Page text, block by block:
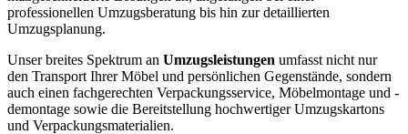
professionellen Umzugsberatung bis hin zur detaillierten
Umzugsplanung.
Unser breites Spektrum an Umzugsleistungen umfasst nicht nur
den Transport Ihrer Möbel und persönlichen Gegenstände, sondern
auch einen fachgerechten Verpackungsservice, Möbelmontage und -
demontage sowie die Bereitstellung hochwertiger Umzugskartons
und Verpackungsmaterialien.